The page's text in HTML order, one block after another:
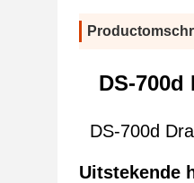
DS-
DS-700d
Uitstekende